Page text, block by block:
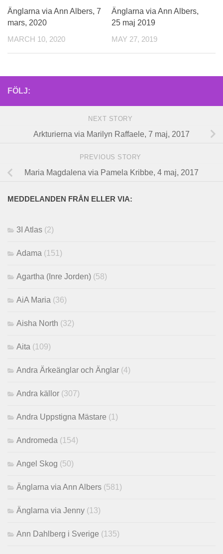
Änglarna via Ann Albers, 7
mars, 2020
MARCH 10, 2020
Änglarna via Ann Albers,
25 maj 2019
MAY 27, 2019
FÖLJ:
NEXT STORY
Arkturierna via Marilyn Raffaele, 7 maj, 2017
PREVIOUS STORY
Maria Magdalena via Pamela Kribbe, 4 maj, 2017
MEDDELANDEN FRÅN ELLER VIA:
3I Atlas (2)
Adama (151)
Agartha (Inre Jorden) (58)
AiA Maria (36)
Aisha North (32)
Aita (109)
Andra Ärkeänglar och Änglar (4)
Andra källor (307)
Andra Uppstigna Mästare (1)
Andromeda (154)
Angel Skog (50)
Änglarna via Ann Albers (581)
Änglarna via Jenny (13)
Ann Dahlberg i Sverige (135)